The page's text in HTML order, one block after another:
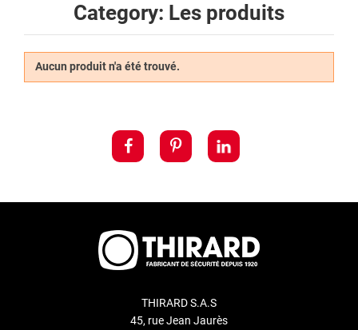
Category: Les produits
Aucun produit n'a été trouvé.
THIRARD S.A.S
45, rue Jean Jaurès